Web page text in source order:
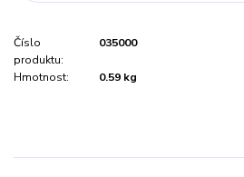
Číslo
produktu:
035000
Hmotnost: 0.59 kg